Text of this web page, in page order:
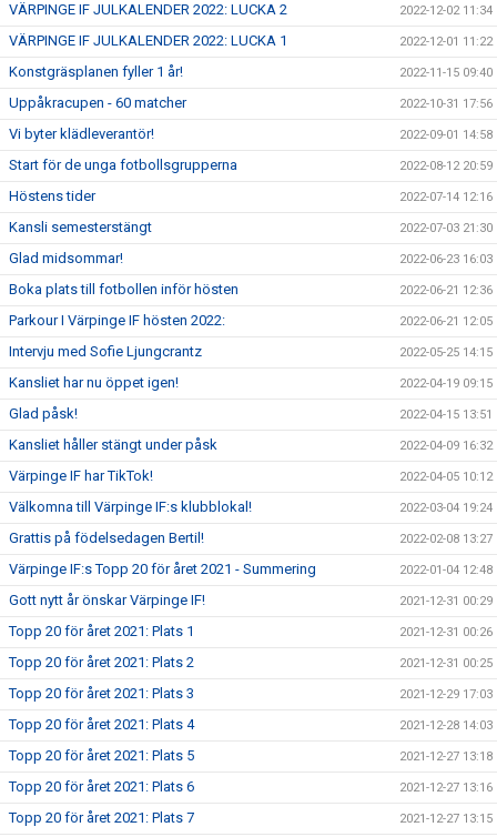
VÄRPINGE IF JULKALENDER 2022: LUCKA 2 2022-12-02 11:34
VÄRPINGE IF JULKALENDER 2022: LUCKA 1 2022-12-01 11:22
Konstgräsplanen fyller 1 år! 2022-11-15 09:40
Uppåkracupen - 60 matcher 2022-10-31 17:56
Vi byter klädleverantör! 2022-09-01 14:58
Start för de unga fotbollsgrupperna 2022-08-12 20:59
Höstens tider 2022-07-14 12:16
Kansli semesterstängt 2022-07-03 21:30
Glad midsommar! 2022-06-23 16:03
Boka plats till fotbollen inför hösten 2022-06-21 12:36
Parkour I Värpinge IF hösten 2022: 2022-06-21 12:05
Intervju med Sofie Ljungcrantz 2022-05-25 14:15
Kansliet har nu öppet igen! 2022-04-19 09:15
Glad påsk! 2022-04-15 13:51
Kansliet håller stängt under påsk 2022-04-09 16:32
Värpinge IF har TikTok! 2022-04-05 10:12
Välkomna till Värpinge IF:s klubblokal! 2022-03-04 19:24
Grattis på födelsedagen Bertil! 2022-02-08 13:27
Värpinge IF:s Topp 20 för året 2021 - Summering 2022-01-04 12:48
Gott nytt år önskar Värpinge IF! 2021-12-31 00:29
Topp 20 för året 2021: Plats 1 2021-12-31 00:26
Topp 20 för året 2021: Plats 2 2021-12-31 00:25
Topp 20 för året 2021: Plats 3 2021-12-29 17:03
Topp 20 för året 2021: Plats 4 2021-12-28 14:03
Topp 20 för året 2021: Plats 5 2021-12-27 13:18
Topp 20 för året 2021: Plats 6 2021-12-27 13:16
Topp 20 för året 2021: Plats 7 2021-12-27 13:15